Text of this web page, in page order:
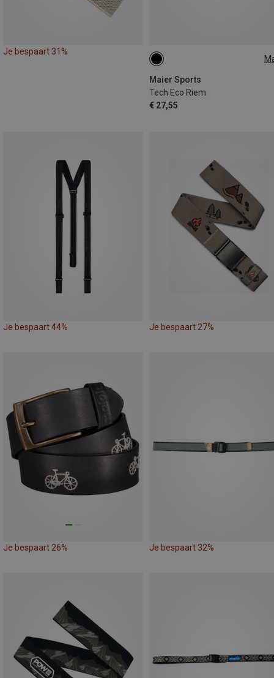
Je bespaart 31%
Maier Sports
Tech Eco Riem
€ 27,55
110
Je bespaart 44% Je bespaart 27%
Je bespaart 26% Je bespaart 32%